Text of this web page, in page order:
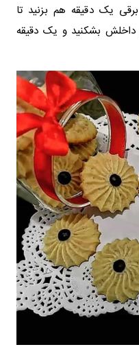
یک دقیقه هم بزنید تا
بشکنید و یک دقیقه